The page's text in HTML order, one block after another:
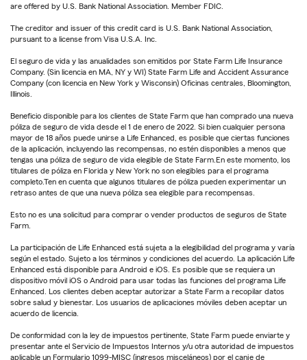
are offered by U.S. Bank National Association. Member FDIC.
The creditor and issuer of this credit card is U.S. Bank National Association,
pursuant to a license from Visa U.S.A. Inc.
El seguro de vida y las anualidades son emitidos por State Farm Life Insurance
Company. (Sin licencia en MA, NY y WI) State Farm Life and Accident Assurance
Company (con licencia en New York y Wisconsin) Oficinas centrales, Bloomington,
Illinois.
Beneficio disponible para los clientes de State Farm que han comprado una nueva
póliza de seguro de vida desde el 1 de enero de 2022. Si bien cualquier persona
mayor de 18 años puede unirse a Life Enhanced, es posible que ciertas funciones
de la aplicación, incluyendo las recompensas, no estén disponibles a menos que
tengas una póliza de seguro de vida elegible de State Farm.En este momento, los
titulares de póliza en Florida y New York no son elegibles para el programa
completo.Ten en cuenta que algunos titulares de póliza pueden experimentar un
retraso antes de que una nueva póliza sea elegible para recompensas.
Esto no es una solicitud para comprar o vender productos de seguros de State
Farm.
La participación de Life Enhanced está sujeta a la elegibilidad del programa y varía
según el estado. Sujeto a los términos y condiciones del acuerdo. La aplicación Life
Enhanced está disponible para Android e iOS. Es posible que se requiera un
dispositivo móvil iOS o Android para usar todas las funciones del programa Life
Enhanced. Los clientes deben aceptar autorizar a State Farm a recopilar datos
sobre salud y bienestar. Los usuarios de aplicaciones móviles deben aceptar un
acuerdo de licencia.
De conformidad con la ley de impuestos pertinente, State Farm puede enviarte y
presentar ante el Servicio de Impuestos Internos y/u otra autoridad de impuestos
aplicable un Formulario 1099-MISC (ingresos misceláneos) por el canje de